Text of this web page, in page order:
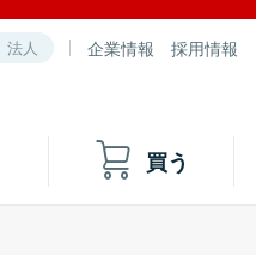
法人 企業情報 採用情報
買う